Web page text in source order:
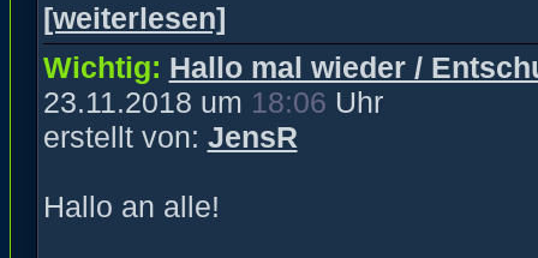
[weiterlesen]
Wichtig: Hallo mal wieder /
23.11.2018 um 18:06 Uhr
erstellt von: JensR
Hallo an alle!